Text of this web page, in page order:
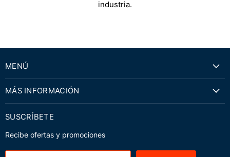
industria.
MENÚ
MÁS INFORMACIÓN
SUSCRÍBETE
Recibe ofertas y promociones